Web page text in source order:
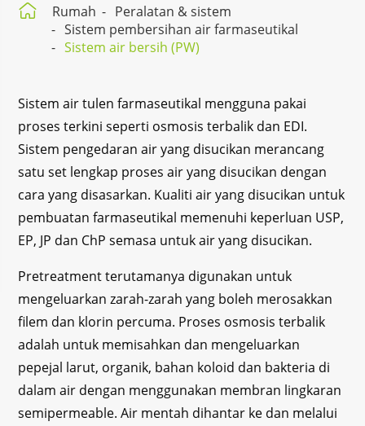
 Rumah
Peralatan & sistem
Sistem pembersihan air farmaseutikal
Sistem air bersih (PW)
Sistem air tulen farmaseutikal mengguna pakai
proses terkini seperti osmosis terbalik dan EDI.
Sistem pengedaran air yang disucikan merancang
satu set lengkap proses air yang disucikan dengan
cara yang disasarkan. Kualiti air yang disucikan untuk
pembuatan farmaseutikal memenuhi keperluan USP,
EP, JP dan ChP semasa untuk air yang disucikan.
Pretreatment terutamanya digunakan untuk
mengeluarkan zarah-zarah yang boleh merosakkan
filem dan klorin percuma. Proses osmosis terbalik
adalah untuk memisahkan dan mengeluarkan
pepejal larut, organik, bahan koloid dan bakteria di
dalam air dengan menggunakan membran lingkaran
semipermeable. Air mentah dihantar ke dan melalui